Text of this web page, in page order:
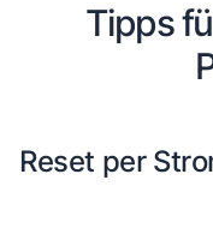
Tipps
Reset per